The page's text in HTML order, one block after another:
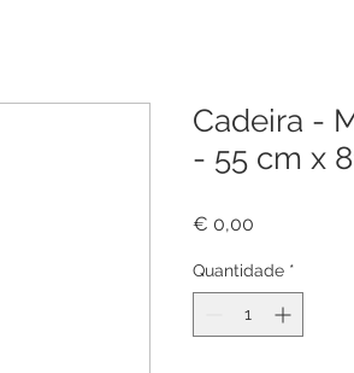
Cadeira -
- 55 cm x
€ 0,00
Quantidade *